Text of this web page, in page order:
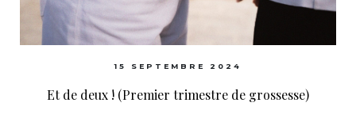
15 SEPTEMBRE 2024
Et de deux ! (Premier trimestre de grossesse)